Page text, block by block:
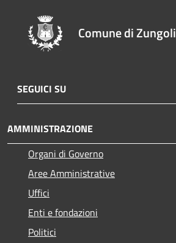
Comune di Zungoli
SEGUICI SU
AMMINISTRAZIONE
Organi di Governo
Aree Amministrative
Uffici
Enti e fondazioni
Politici